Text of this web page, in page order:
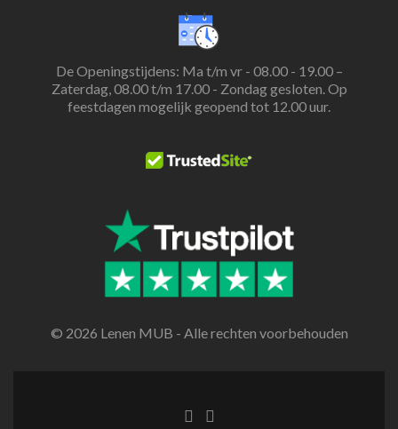
De Openingstijdens: Ma t/m vr - 08.00 - 19.00 –
Zaterdag, 08.00 t/m 17.00 - Zondag gesloten. Op
feestdagen mogelijk geopend tot 12.00 uur.
© 2026 Lenen MUB - Alle rechten voorbehouden